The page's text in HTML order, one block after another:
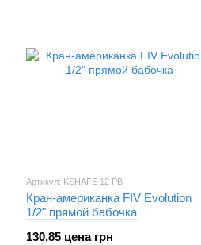
Артикул: KSHAFE 12 PB
Кран-американка FIV Evolution
1/2" прямой бабочка
130.85 цена грн